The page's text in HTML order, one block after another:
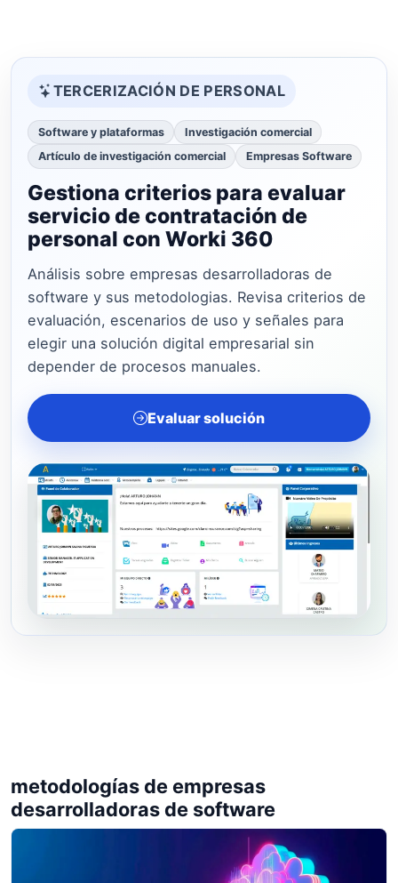
TERCERIZACIÓN DE PERSONAL
Software y plataformas
Investigación comercial
Artículo de investigación comercial
Empresas Software
Gestiona criterios para evaluar
servicio de contratación de
personal con Worki 360
Análisis sobre empresas desarrolladoras de
software y sus metodologias. Revisa criterios de
evaluación, escenarios de uso y señales para
elegir una solución digital empresarial sin
depender de procesos manuales.
Evaluar solución
metodologías de empresas
desarrolladoras de software